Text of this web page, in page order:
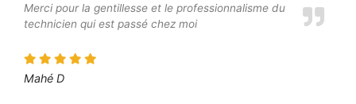
Merci pour la gentillesse et le professionnalisme du
technicien qui est passé chez moi
Mahé D